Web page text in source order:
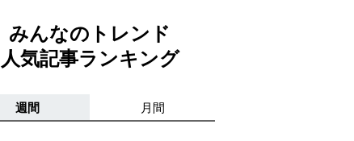
みんなのトレンド
人気記事ランキング
週間 月間